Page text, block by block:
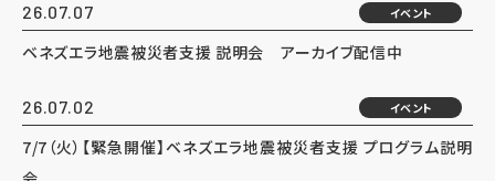
26.07.07 イベント
ベネズエラ地震被災者支援 説明会 アーカイブ配信中
26.07.02 イベント
7/7（火）【緊急開催】ベネズエラ地震被災者支援 プログラム説明